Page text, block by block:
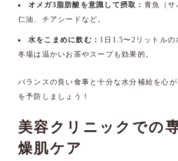
オメガ3脂肪酸を意識して摂取： 青魚（サ
仁油、チアシードなど。
水をこまめに飲む： 1日1.5〜2リットルの
冬場は温かいお茶やスープも効果的。
バランスの良い食事と十分な水分補給を心
を予防しましょう！
美容クリニックでの
燥肌ケア